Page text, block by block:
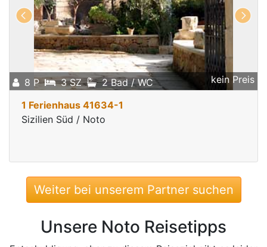
8 P 3 SZ 2 Bad / WC kein Preis
1 Ferienhaus 41634-1
Sizilien Süd / Noto
Weiter bei unserem Partner suchen
Unsere Noto Reisetipps